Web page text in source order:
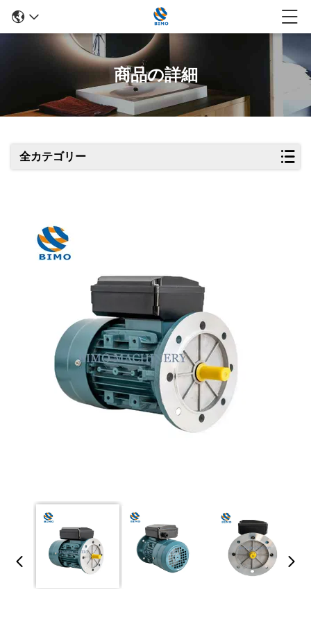
商品の詳細
全カテゴリー